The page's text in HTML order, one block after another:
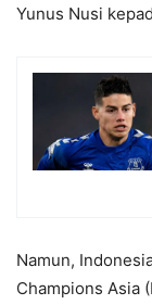
Yunus Nusi
Namun,
Champions Asia